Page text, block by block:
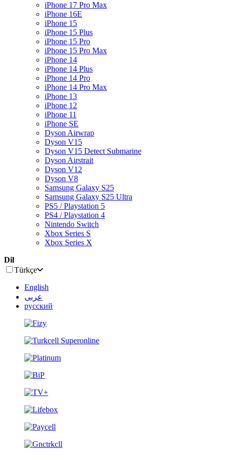
iPhone 17 Pro Max
iPhone 16E
iPhone 15
iPhone 15 Plus
iPhone 15 Pro
iPhone 15 Pro Max
iPhone 14
iPhone 14 Plus
iPhone 14 Pro
iPhone 14 Pro Max
iPhone 13
iPhone 12
iPhone 11
iPhone SE
Dyson Airwrap
Dyson V15
Dyson V15 Detect Submarine
Dyson Airstrait
Dyson V12
Dyson V8
Samsung Galaxy S25
Samsung Galaxy S25 Ultra
PS5 / Playstation 5
PS4 / Playstation 4
Nintendo Switch
Xbox Series S
Xbox Series X
Dil
Türkçe
English
عربى
русский